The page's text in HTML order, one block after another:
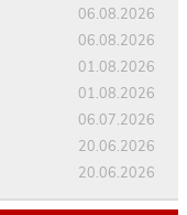
06.08.2026
06.08.2026
01.08.2026
01.08.2026
06.07.2026
20.06.2026
20.06.2026